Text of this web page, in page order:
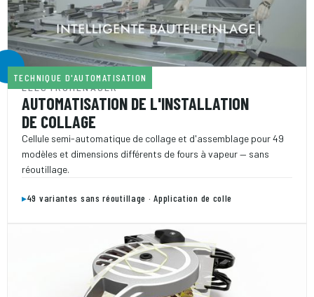
TECHNIQUE D'AUTOMATISATION
ÉLECTROMÉNAGER
AUTOMATISATION DE L'INSTALLATION
DE COLLAGE
Cellule semi-automatique de collage et d'assemblage pour 49
modèles et dimensions différents de fours à vapeur — sans
réoutillage.
▸49 variantes sans réoutillage · Application de colle